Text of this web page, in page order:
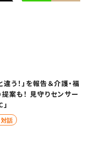
違う！」を報告＆介護・福
案も！ 見守りセンサー
対話